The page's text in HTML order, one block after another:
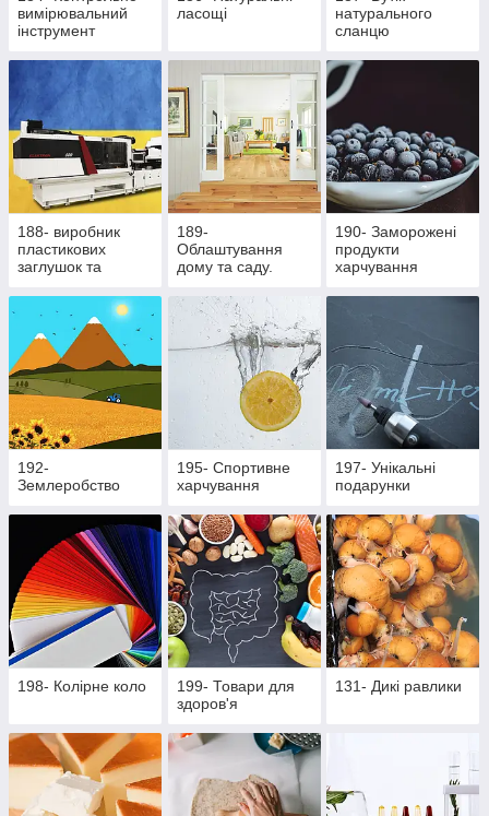
вимірювальний
інструмент
ласощі
натурального
сланцю
188- виробник
пластикових
заглушок та
фурнітури
189-
Облаштування
дому та саду.
харчування
190- Заморожені
продукти
харчування
192-
Землеробство
195- Cпортивне
харчування
197- Унікальні
подарунки
198- Колірне коло
199- Товари для
здоров'я
131- Дикі равлики